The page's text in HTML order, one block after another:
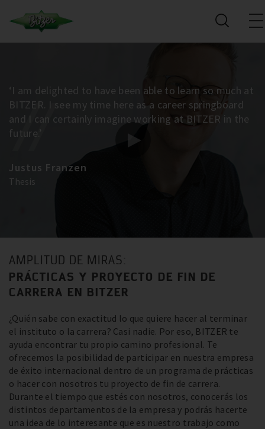
‘I am delighted to have been able to learn so much at
BITZER. I see my time here as a career springboard
and I can certainly imagine working at BITZER in the
future.’
Justus Franzen
Thesis
AMPLITUD DE MIRAS:
PRÁCTICAS Y PROYECTO DE FIN DE
CARRERA EN BITZER
¿Quién sabe con exactitud lo que quiere hacer al terminar
el instituto o la carrera? Casi nadie. Por eso, BITZER te
ayuda encontrar tu propio camino profesional. Te
ofrecemos la posibilidad de participar en nuestra empresa
de éxito internacional dentro de un programa de prácticas
o hacer con nosotros tu proyecto de fin de carrera.
Durante el tiempo que estés con nosotros, conocerás los
distintos departamentos de la empresa y podrás hacerte
una idea de lo interesante que es nuestro trabajo como